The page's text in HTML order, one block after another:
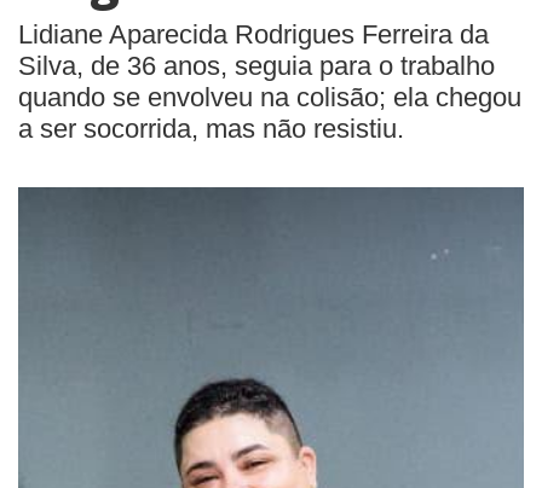
Lidiane Aparecida Rodrigues Ferreira da
Silva, de 36 anos, seguia para o trabalho
quando se envolveu na colisão; ela chegou
a ser socorrida, mas não resistiu.